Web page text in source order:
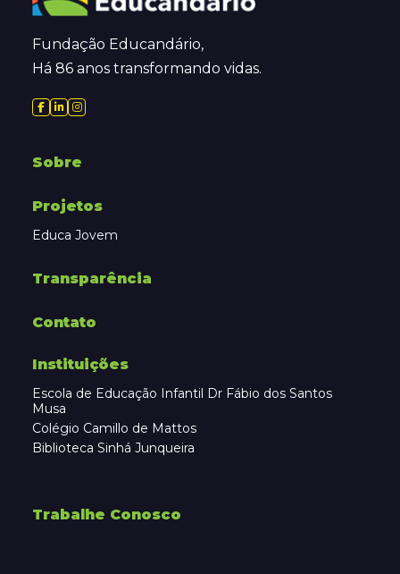
faça a sua doação
Fundação Educandário,
Há 86 anos transformando vidas.
Sobre
Projetos
Educa Jovem
Transparência
Contato
Instituições
Escola de Educação Infantil Dr Fábio dos Santos
Musa
Colégio Camillo de Mattos
Biblioteca Sinhá Junqueira
Trabalhe Conosco